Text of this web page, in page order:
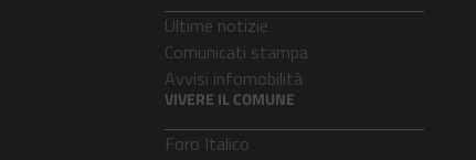
Ultime notizie
Comunicati stampa
Avvisi infomobilità
VIVERE IL COMUNE
Foro Italico